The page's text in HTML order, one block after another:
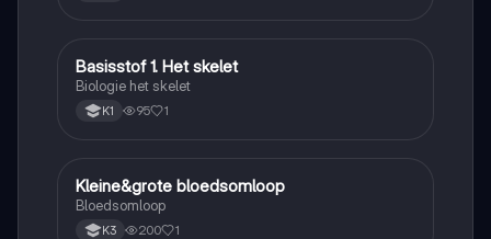
Biologie
Basisstof 1. Het skelet
Biologie het skelet
K1 95 1
Biologie
Kleine&grote bloedsomloop
Bloedsomloop
K3 200 1